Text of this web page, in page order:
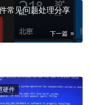
常见问题处理分享
下一篇
硬件